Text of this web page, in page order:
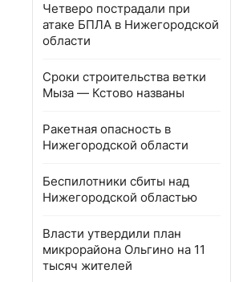
Четверо пострадали при
атаке БПЛА в Нижегородской
области
Сроки строительства ветки
Мыза — Кстово названы
Ракетная опасность в
Нижегородской области
Беспилотники сбиты над
Нижегородской областью
Власти утвердили план
микрорайона Ольгино на 11
тысяч жителей